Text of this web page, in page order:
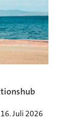
16. Juli 2026